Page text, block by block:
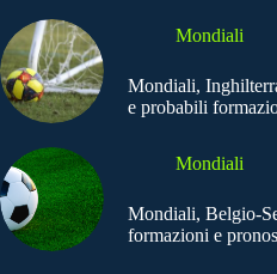
Mondiali
Mondiali,
e probabili
Mondiali
Mondiali, Belgio-
formazioni e